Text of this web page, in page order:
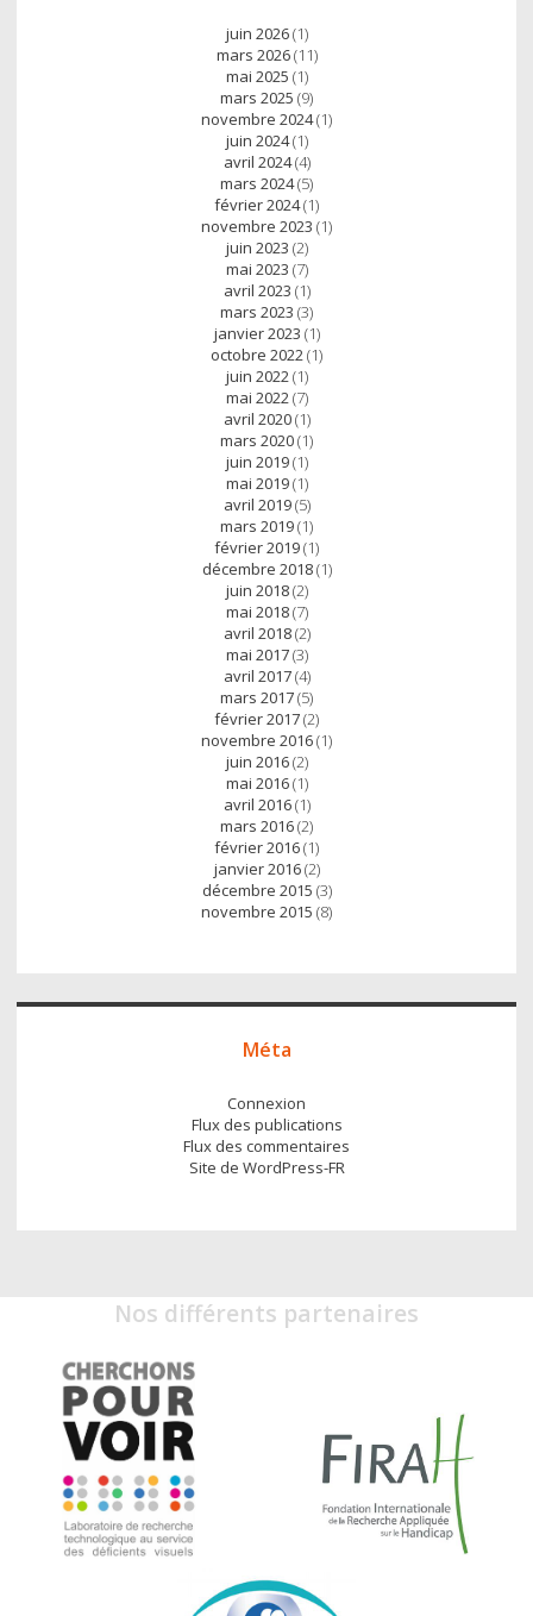
juin 2026(1)
mars 2026(11)
mai 2025 (1)
mars 2025 (9)
novembre 2024(1)
juin 2024(1)
avril 2024(4)
mars 2024(5)
février 2024(1)
novembre 2023 (1)
juin 2023 (2)
mai 2023 (7)
avril 2023 (1)
mars 2023 (3)
janvier 2023 (1)
octobre 2022(1)
juin 2022(1)
mai 2022(7)
avril 2020(1)
mars 2020(1)
juin 2019(1)
mai 2019(1)
avril 2019(5)
mars 2019(1)
février 2019(1)
décembre 2018(1)
juin 2018(2)
mai 2018(7)
avril 2018(2)
mai 2017(3)
avril 2017(4)
mars 2017(5)
février 2017(2)
novembre 2016(1)
juin 2016(2)
mai 2016(1)
avril 2016(1)
mars 2016(2)
février 2016(1)
janvier 2016(2)
décembre 2015 (3)
novembre 2015 (8)
Méta
Connexion
Flux des publications
Flux des commentaires
Site de WordPress-FR
Nos différents partenaires